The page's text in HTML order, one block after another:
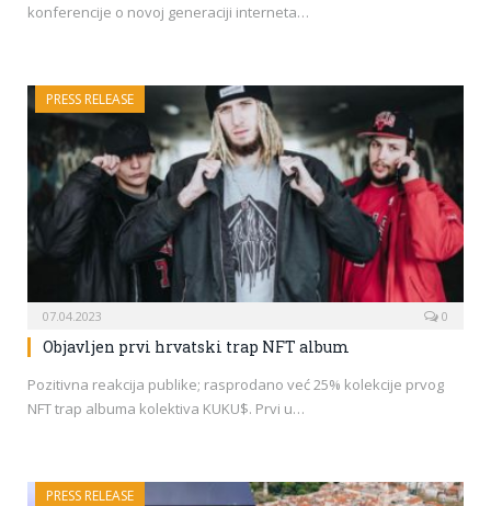
konferencije o novoj generaciji interneta…
PRESS RELEASE
07.04.2023 0
Objavljen prvi hrvatski trap NFT album
Pozitivna reakcija publike; rasprodano već 25% kolekcije prvog
NFT trap albuma kolektiva KUKU$. Prvi u…
PRESS RELEASE